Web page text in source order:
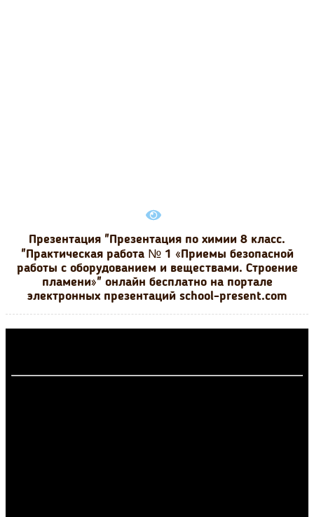
Презентация "Презентация по химии 8 класс.
"Практическая работа № 1 «Приемы безопасной
работы с оборудованием и веществами. Строение
пламени»" онлайн бесплатно на портале
электронных презентаций school-present.com